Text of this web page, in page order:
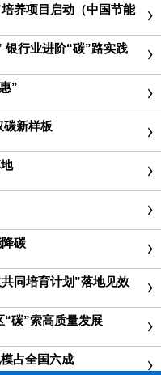
养项目启动（中国节能
从支持“零碳达标”到推动“高碳转身” 银行业进阶“碳”路实践
”
碳新样板
碳
同培育计划”落地见效
“碳”索高质量发展
占全国六成